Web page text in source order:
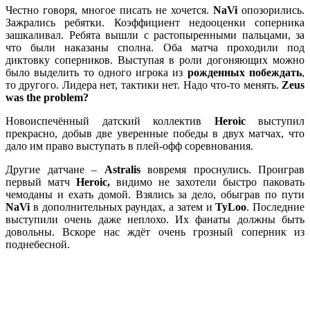
Честно говоря, многое писать не хочется. NaVi опозорились.
Зажрались ребятки. Коэффициент недооценки соперника
зашкаливал. Ребята вышли с растопыренными пальцами, за
что были наказаны сполна. Оба матча проходили под
диктовку соперников. Выступая в роли догоняющих можно
было выделить то одного игрока из рожденных побеждать,
то другого. Лидера нет, тактики нет. Надо что-то менять. Zeus
was the problem?
Новоиспечённый датский коллектив Heroic выступил
прекрасно, добыв две уверенные победы в двух матчах, что
дало им право выступать в плей-офф соревнования.
Другие датчане – Astralis вовремя проснулись. Проиграв
первый матч Heroic, видимо не захотели быстро паковать
чемоданы и ехать домой. Взялись за дело, обыграв по пути
NaVi в дополнительных раундах, а затем иTyLoo. Последние
выступили очень даже неплохо. Их фанаты должны быть
довольны. Вскоре нас ждёт очень грозный соперник из
поднебесной.